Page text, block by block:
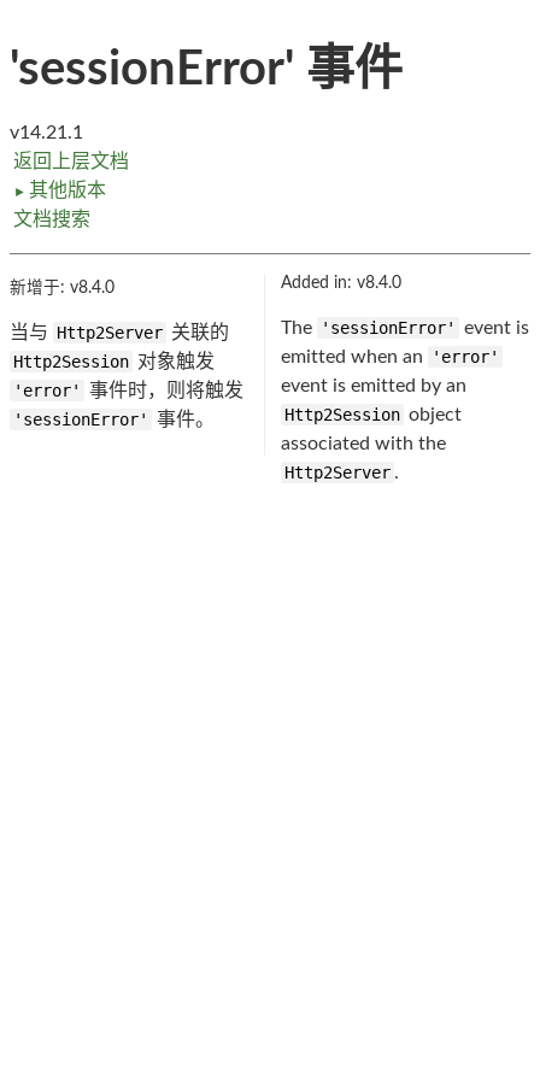
'sessionError' 事件
v14.21.1
返回上层文档
► 其他版本
文档搜索
新增于: v8.4.0
当与 Http2Server 关联的
Http2Session 对象触发
'error'
事件时，则将触发
'sessionError'
事件。
Added in: v8.4.0
The 'sessionError'
event is
emitted when an
'error'
event is emitted by an
Http2Session object
associated with the
Http2Server .